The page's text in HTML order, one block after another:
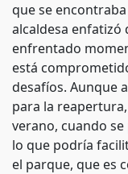
que se
alcaldesa enfatizó
enfrentado
está
desafíos. Aunque
para la
verano, cuando
lo que podría
el parque, que es